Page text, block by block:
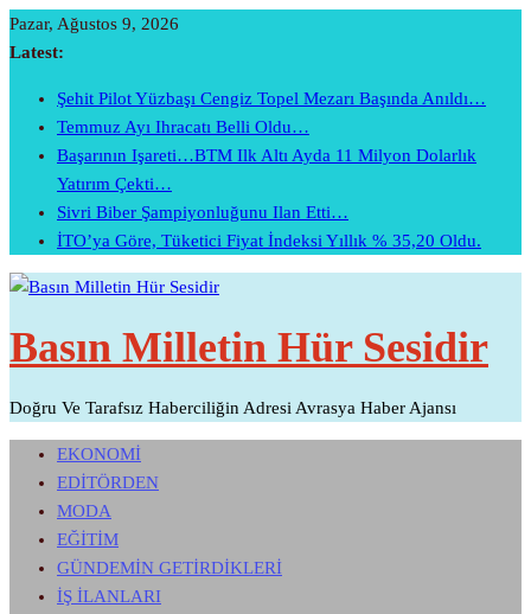
Skip
To
Pazar, Ağustos 9, 2026
Latest:
Şehit Pilot Yüzbaşı Cengiz Topel Mezarı Başında Anıldı…
Temmuz Ayı Ihracatı Belli Oldu…
Başarının Işareti…BTM Ilk Altı Ayda 11 Milyon Dolarlık
Yatırım Çekti…
Sivri Biber Şampiyonluğunu Ilan Etti…
İTO’ya Göre, Tüketici Fiyat İndeksi Yıllık % 35,20 Oldu.
Basın Milletin Hür Sesidir
Doğru Ve Tarafsız Haberciliğin Adresi Avrasya Haber Ajansı
EKONOMİ
EDİTÖRDEN
MODA
EĞİTİM
GÜNDEMİN GETİRDİKLERİ
İŞ İLANLARI